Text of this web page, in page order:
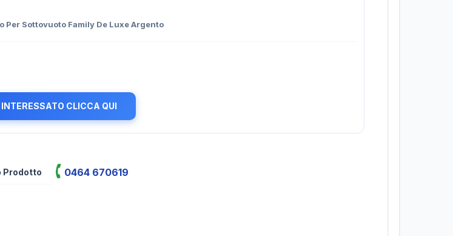
Per Sottovuoto Family De Luxe Argento
INTERESSATO CLICCA QUI
Prodotto 0464 670619